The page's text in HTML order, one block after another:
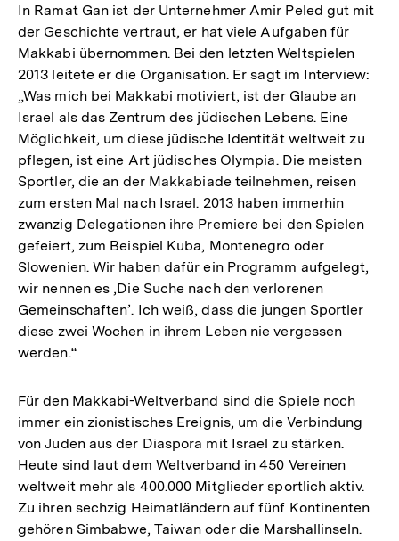
In Ramat Gan ist der Unternehmer Amir Peled gut mit
der Geschichte vertraut, er hat viele Aufgaben für
Makkabi übernommen. Bei den letzten Weltspielen
2013 leitete er die Organisation. Er sagt im Interview:
„Was mich bei Makkabi motiviert, ist der Glaube an
Israel als das Zentrum des jüdischen Lebens. Eine
Möglichkeit, um diese jüdische Identität weltweit zu
pflegen, ist eine Art jüdisches Olympia. Die meisten
Sportler, die an der Makkabiade teilnehmen, reisen
zum ersten Mal nach Israel. 2013 haben immerhin
zwanzig Delegationen ihre Premiere bei den Spielen
gefeiert, zum Beispiel Kuba, Montenegro oder
Slowenien. Wir haben dafür ein Programm aufgelegt,
wir nennen es ,Die Suche nach den verlorenen
Gemeinschaften’. Ich weiß, dass die jungen Sportler
diese zwei Wochen in ihrem Leben nie vergessen
werden.“
Für den Makkabi-Weltverband sind die Spiele noch
immer ein zionistisches Ereignis, um die Verbindung
von Juden aus der Diaspora mit Israel zu stärken.
Heute sind laut dem Weltverband in 450 Vereinen
weltweit mehr als 400.000 Mitglieder sportlich aktiv.
Zu ihren sechzig Heimatländern auf fünf Kontinenten
gehören Simbabwe, Taiwan oder die Marshallinseln.